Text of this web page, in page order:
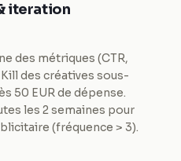
iteration
des métriques (CTR,
Kill des créatives sous-
50 EUR de dépense.
les 2 semaines pour
(fréquence > 3).